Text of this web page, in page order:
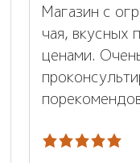
Магазин с
чая, вкусных
ценами.